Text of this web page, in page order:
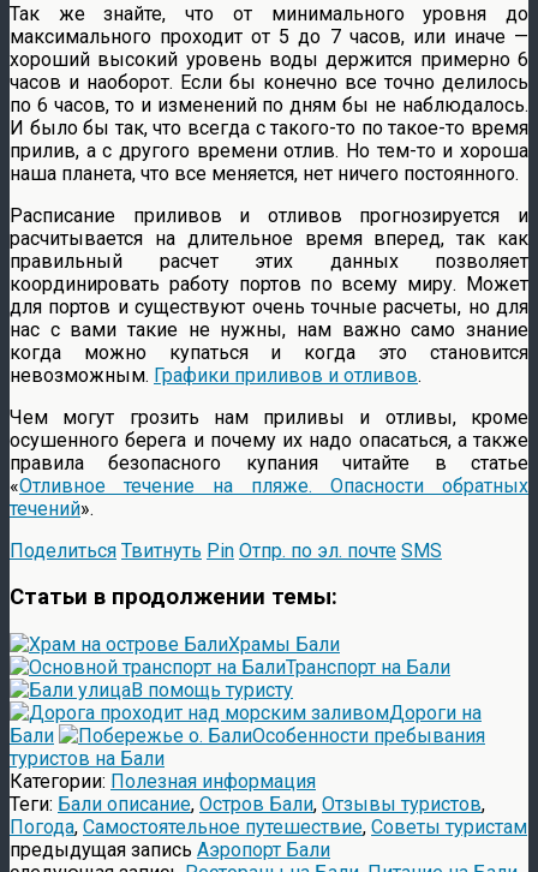
Так же знайте, что от минимального уровня до
максимального проходит от 5 до 7 часов, или иначе —
хороший высокий уровень воды держится примерно 6
часов и наоборот. Если бы конечно все точно делилось
по 6 часов, то и изменений по дням бы не наблюдалось.
И было бы так, что всегда с такого-то по такое-то время
прилив, а с другого времени отлив. Но тем-то и хороша
наша планета, что все меняется, нет ничего постоянного.
Расписание приливов и отливов прогнозируется и
расчитывается на длительное время вперед, так как
правильный расчет этих данных позволяет
координировать работу портов по всему миру. Может
для портов и существуют очень точные расчеты, но для
нас с вами такие не нужны, нам важно само знание
когда можно купаться и когда это становится
невозможным. Графики приливов и отливов.
Чем могут грозить нам приливы и отливы, кроме
осушенного берега и почему их надо опасаться, а также
правила безопасного купания читайте в статье
«Отливное течение на пляже. Опасности обратных
течений».
Поделиться Твитнуть Pin Отпр. по эл. почте SMS
Статьи в продолжении темы:
Храмы Бали
Транспорт на Бали
В помощь туристу
Дороги на
Бали
Особенности пребывания
туристов на Бали
Категории: Полезная информация
Теги: Бали описание, Остров Бали, Отзывы туристов,
Погода, Самостоятельное путешествие, Советы туристам
предыдущая запись Аэропорт Бали